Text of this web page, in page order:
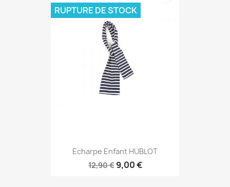
Echarpe Enfant HUBLOT
12,90 € 9,00 €
RUPTURE DE STOCK